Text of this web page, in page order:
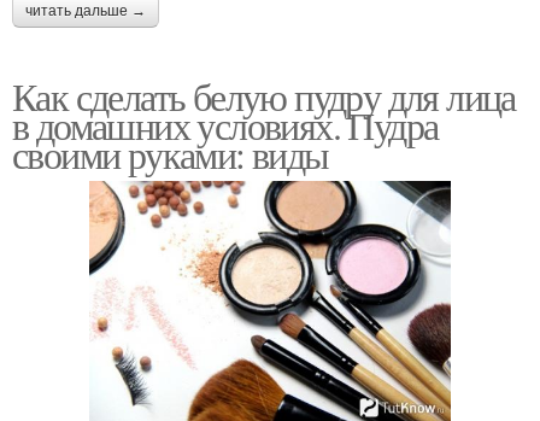
читать дальше →
Как сделать белую пудру для лица
в домашних условиях. Пудра
своими руками: виды